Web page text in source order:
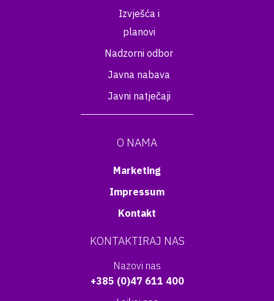
Izvješća i
planovi
Nadzorni odbor
Javna nabava
Javni natječaji
O NAMA
Marketing
Impressum
Kontakt
KONTAKTIRAJ NAS
Nazovi nas
+385 (0)47 611 400